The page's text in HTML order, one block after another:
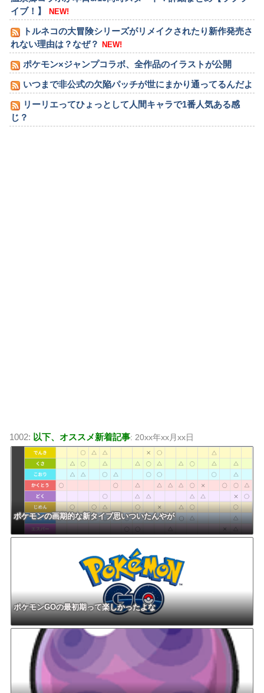
イブ！】
NEW!
トルネコの大冒険シリーズがリメイクされたり新作発売さ
れない理由は？なぜ？
NEW!
ポケモン×ジャンプコラボ、全作品のイラストが公開
いつまで非公式の欠陥パッチが世にまかり通ってるんだよ
リーリエってひょっとして人間キャラで1番人気ある感
じ？
1002: 以下、オススメ新着記事: 20xx年xx月xx日
ポケモンの画期的な新タイプ思いついたんやが
ポケモンGOの最初期って楽しかったよな